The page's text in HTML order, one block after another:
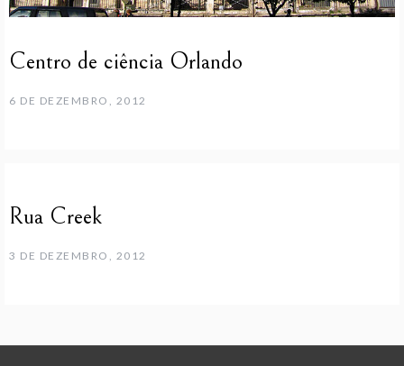
Centro de ciência Orlando
6 DE DEZEMBRO, 2012
Rua Creek
3 DE DEZEMBRO, 2012